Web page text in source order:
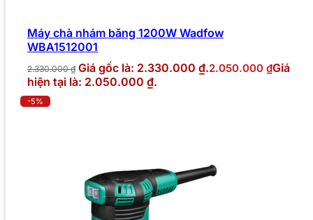
Máy chà nhám băng 1200W Wadfow
WBA1512001
2.330.000₫ Giá gốc là: 2.330.000 ₫.2.050.000 ₫Giá
hiện tại là: 2.050.000 ₫.
-5%